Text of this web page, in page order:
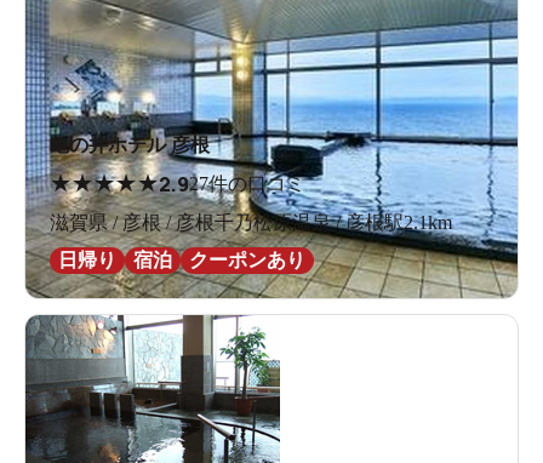
亀の井ホテル 彦根
★★★★★2.927件の口コミ
滋賀県 / 彦根 / 彦根千乃松原温泉 / 彦根駅2.1km
日帰り
宿泊 クーポンあり